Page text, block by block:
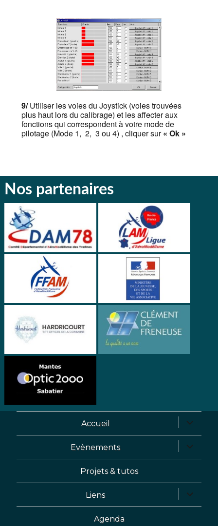
9/Utiliser les voies du Joystick (voies trouvées
plus haut lors du calibrage) et les affecter aux
fonctions qui correspondent à votre mode de
pilotage (Mode 1, 2, 3 ou 4) , cliquer sur«Ok »
Nos partenaires
Accueil
Evènements
Projets & tutos
Liens
Agenda